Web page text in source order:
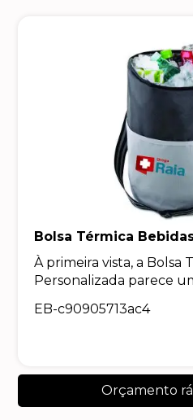
Bolsa Térmica
À primeira vista, a Bolsa
Personalizada parece
EB-c90905713ac4
Orçamento